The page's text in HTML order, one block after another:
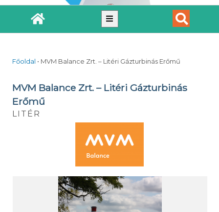
Főoldal • MVM Balance Zrt. – Litéri Gázturbinás Erőmű
MVM Balance Zrt. – Litéri Gázturbinás
Erőmű
LITÉR